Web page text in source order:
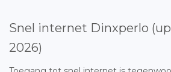
Snel internet Dinxperlo
2026)